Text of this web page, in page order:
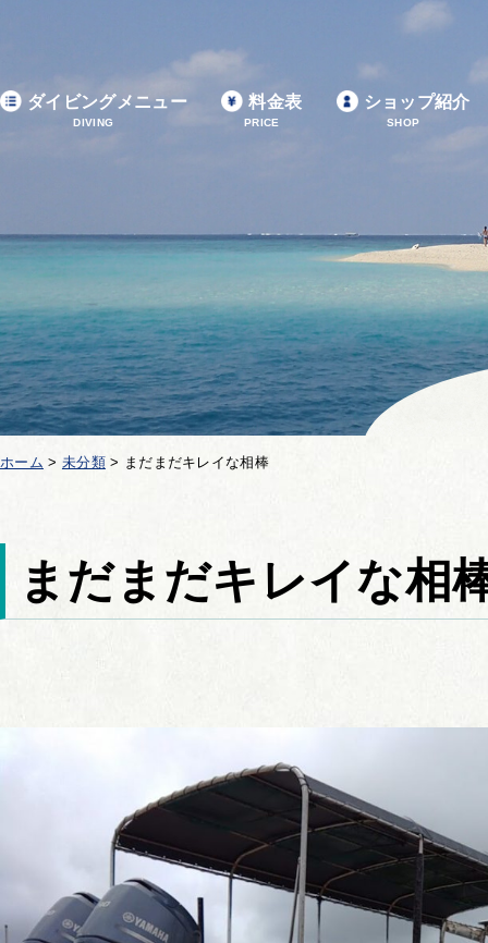
ダイビングメニュー
DIVING
料金表
PRICE
ショップ紹介
SHOP
ホーム > 未分類> まだまだキレイな相棒
まだまだキレイな相